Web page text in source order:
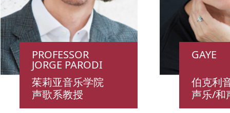
PROFESSOR
JORGE PARODI
茱莉亚音乐学院
声歌系教授
GAYE
伯克利
声乐/和